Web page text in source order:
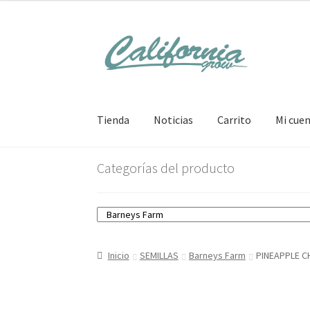
contenido
Tienda Noticias Carrito Mi
Categorías del producto
Inicio SEMILLAS Barneys Farm PINEAPPLE